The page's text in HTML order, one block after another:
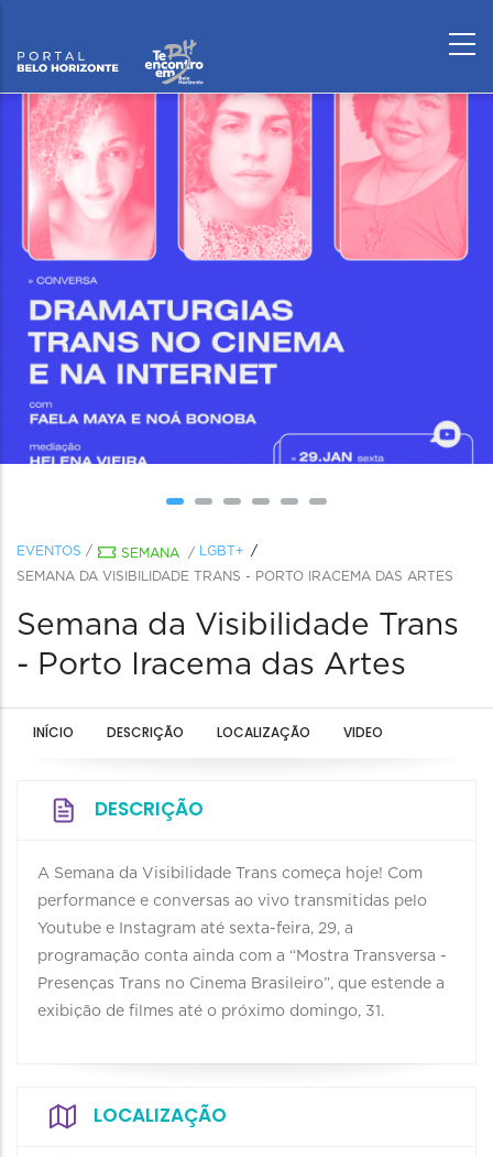
EVENTOS / SEMANA /
LGBT+
SEMANA DA VISIBILIDADE TRANS - PORTO IRACEMA DAS ARTES
Semana da Visibilidade Trans
- Porto Iracema das Artes
INÍCIO DESCRIÇÃO LOCALIZAÇÃO VIDEO
DESCRIÇÃO
A Semana da Visibilidade Trans começa hoje! Com
performance e conversas ao vivo transmitidas pelo
Youtube e Instagram até sexta-feira, 29, a
programação conta ainda com a “Mostra Transversa -
Presenças Trans no Cinema Brasileiro”, que estende a
exibição de filmes até o próximo domingo, 31.
LOCALIZAÇÃO